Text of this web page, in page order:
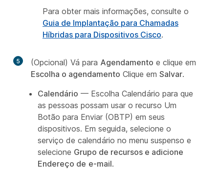
Para obter mais informações, consulte o
Guia de Implantação para Chamadas
Híbridas para Dispositivos Cisco.
5 (Opcional) Vá para Agendamento e clique em
Escolha o agendamento Clique em Salvar.
Calendário — Escolha Calendário para que
as pessoas possam usar o recurso Um
Botão para Enviar (OBTP) em seus
dispositivos. Em seguida, selecione o
serviço de calendário no menu suspenso e
selecione Grupo de recursos e adicione
Endereço de e-mail.